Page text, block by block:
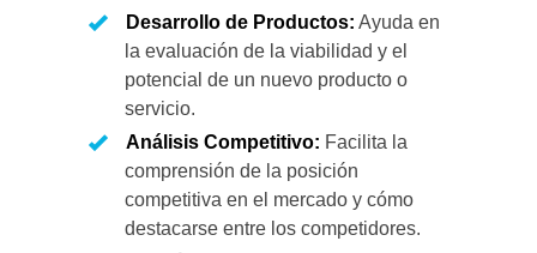
Desarrollo de Productos: Ayuda en
la evaluación de la viabilidad y el
potencial de un nuevo producto o
servicio.
Análisis Competitivo: Facilita la
comprensión de la posición
competitiva en el mercado y cómo
destacarse entre los competidores.